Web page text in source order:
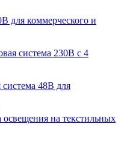
для коммерческого и
система 230В с 4
система 48В для
освещения на текстильных